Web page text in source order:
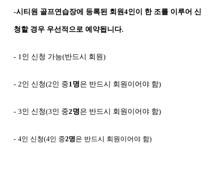
-시티원 골프연습장에 등록된 회원4인이 한 조를 이루어 신
청할 경우 우선적으로 예약됩니다.
- 1인 신청 가능(반드시 회원)
- 2인 신청(2인 중1명은 반드시 회원이어야 함)
- 3인 신청(3인 중2명은 반드시 회원이어야 함)
- 4인 신청(4인 중2명은 반드시 회원이어야 함)